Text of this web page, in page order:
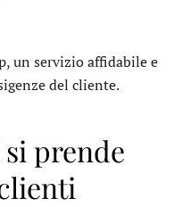
un servizio affidabile e
del cliente.
prende